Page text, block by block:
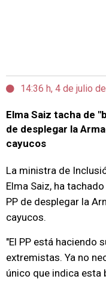
14:36 h, 4 de julio
Elma Saiz tacha de
de desplegar la
cayucos
La ministra de
Elma Saiz, ha
PP de desplegar la
cayucos.
"El PP está haciendo
extremistas. Ya no
único que indica esta